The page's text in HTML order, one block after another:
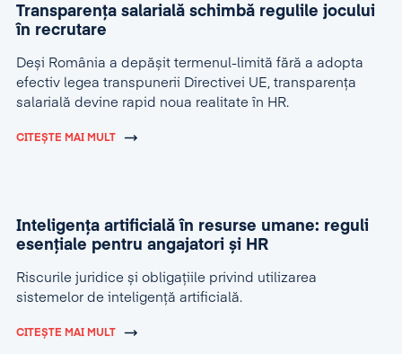
Transparența salarială schimbă regulile jocului
în recrutare
Deși România a depășit termenul-limită fără a adopta
efectiv legea transpunerii Directivei UE, transparența
salarială devine rapid noua realitate în HR.
CITEȘTE MAI MULT
Inteligența artificială în resurse umane: reguli
esențiale pentru angajatori și HR
Riscurile juridice și obligațiile privind utilizarea
sistemelor de inteligență artificială.
CITEȘTE MAI MULT